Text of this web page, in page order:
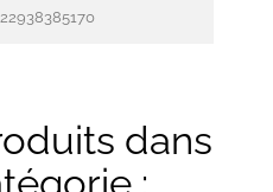
dans
: